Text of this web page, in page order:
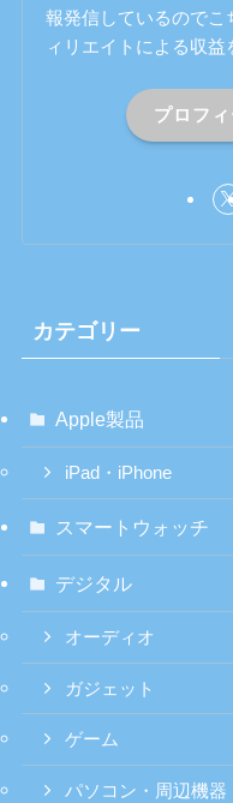
報発信しているので
ィリエイトによる収益
プロフ
カテゴリー
Apple製品
iPad・iPhone
スマートウォッチ
デジタル
オーディオ
ガジェット
ゲーム
パソコン・周辺機器